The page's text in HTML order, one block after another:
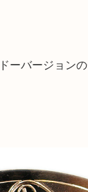
ーバージョン